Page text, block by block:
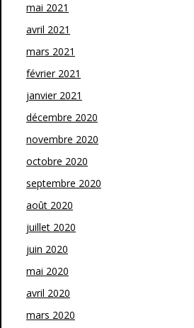
mai 2021
avril 2021
mars 2021
février 2021
janvier 2021
décembre 2020
novembre 2020
octobre 2020
septembre 2020
août 2020
juillet 2020
juin 2020
mai 2020
avril 2020
mars 2020